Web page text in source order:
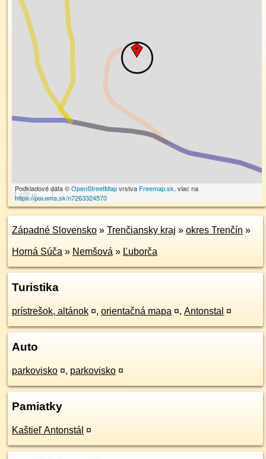
100 m
Podkladové dáta ©OpenStreetMapvrstva Freemap.sk, viac na
https://poi.oma.sk/n7263324570
Západné Slovensko » Trenčiansky kraj » okres Trenčín »
Horná Súča » Nemšová » Ľuborča
Turistika
prístrešok, altánok ¤, orientačná mapa ¤, Antonstal ¤
Auto
parkovisko ¤, parkovisko ¤
Pamiatky
Kaštieľ Antonstál ¤